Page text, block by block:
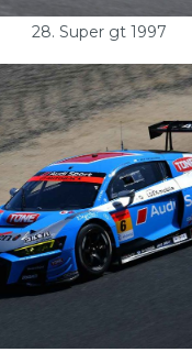
28. Super gt 1997